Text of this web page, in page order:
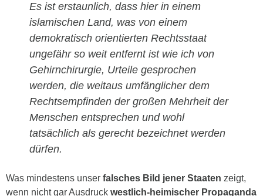
Es ist erstaunlich, dass hier in einem
islamischen Land, was von einem
demokratisch orientierten Rechtsstaat
ungefähr so weit entfernt ist wie ich von
Gehirnchirurgie, Urteile gesprochen
werden, die weitaus umfänglicher dem
Rechtsempfinden der großen Mehrheit der
Menschen entsprechen und wohl
tatsächlich als gerecht bezeichnet werden
dürfen.
Was mindestens unser falsches Bild jener Staaten zeigt,
wenn nicht gar Ausdruck westlich-heimischer Propaganda